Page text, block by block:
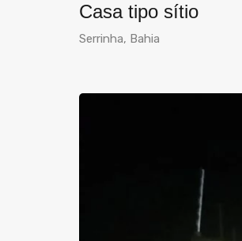
Casa tipo sítio
Serrinha, Bahia